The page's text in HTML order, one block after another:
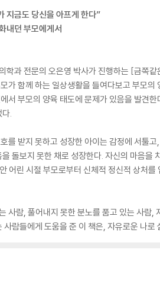
지금도 당신을 아프게 한다”
내던 부모에게서
학과 전문의 오은영 박사가 진행하는 [금쪽
가 함께 하는 일상생활을 들여다보고 부모
서 부모의 양육 태도에 문제가 있음을 발견
.
를 받지 못하고 성장한 아이는 감정에 서툴
돌보지 못한 채로 성장한다. 자신의 마음
어린 시절 부모로부터 신체적 정신적 상처
사람, 풀어내지 못한 분노를 품고 있는 사람
람들에게 도움을 준 이 책은, 자유로운 나로